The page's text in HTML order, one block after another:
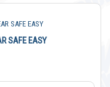
SAFE EASY